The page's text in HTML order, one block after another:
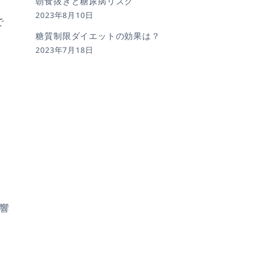
2023年8月10日
糖質制限ダイエットの効果は？
2023年7月18日